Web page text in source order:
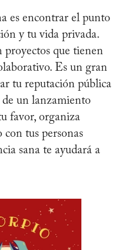
es encontrar el punto
y tu vida privada.
proyectos que tienen
Es un gran
tu reputación pública
de un lanzamiento
favor, organiza
tus personas
sana te ayudará a